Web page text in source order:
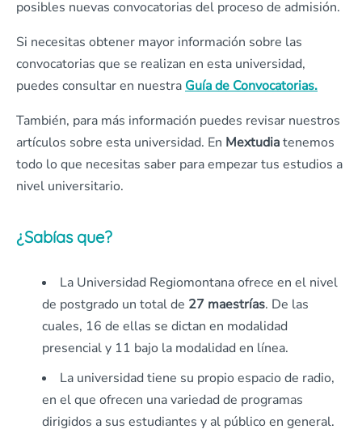
posibles nuevas convocatorias del proceso de admisión.
Si necesitas obtener mayor información sobre las
convocatorias que se realizan en esta universidad,
puedes consultar en nuestra Guía de Convocatorias.
También, para más información puedes revisar nuestros
artículos sobre esta universidad. En Mextudiatenemos
todo lo que necesitas saber para empezar tus estudios a
nivel universitario.
¿Sabías que?
La Universidad Regiomontana ofrece en el nivel
de postgrado un total de 27 maestrías. De las
cuales, 16 de ellas se dictan en modalidad
presencial y 11 bajo la modalidad en línea.
La universidad tiene su propio espacio de radio,
en el que ofrecen una variedad de programas
dirigidos a sus estudiantes y al público en general.